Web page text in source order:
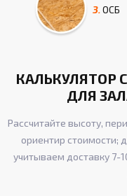
3.ОСБ
КАЛЬКУЛЯТОР
ДЛЯ
Рассчитайте высоту,
ориентир стоимости;
учитываем доставку 7-